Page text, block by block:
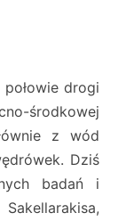
drogi
środkowej
z wód
Dziś
badań i